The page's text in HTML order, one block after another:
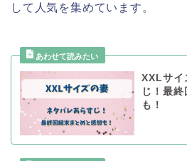
して人気を集めています。
XXLサイ
じ！最
も！